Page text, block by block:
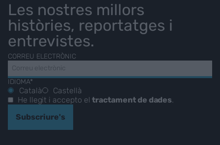
Les nostres millors
històries, reportatges i
entrevistes.
CORREU ELECTRÒNIC
IDIOMA*
Català
Castellà
He llegit i accepto eltractament de dades.
Subscriure's